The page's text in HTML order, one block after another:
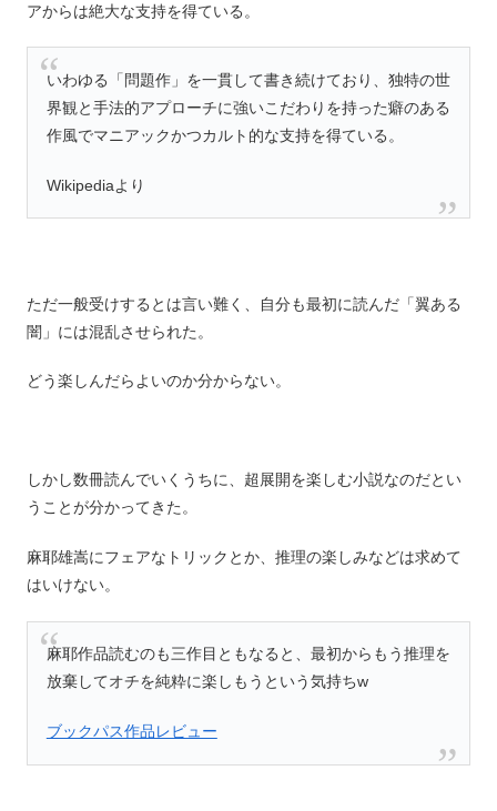
アからは絶大な支持を得ている。
いわゆる「問題作」を一貫して書き続けており、独特の世
界観と手法的アプローチに強いこだわりを持った癖のある
作風でマニアックかつカルト的な支持を得ている。
Wikipediaより
ただ一般受けするとは言い難く、自分も最初に読んだ「翼ある
闇」には混乱させられた。
どう楽しんだらよいのか分からない。
しかし数冊読んでいくうちに、超展開を楽しむ小説なのだとい
うことが分かってきた。
麻耶雄嵩にフェアなトリックとか、推理の楽しみなどは求めて
はいけない。
麻耶作品読むのも三作目ともなると、最初からもう推理を
放棄してオチを純粋に楽しもうという気持ちw
ブックパス作品レビュー